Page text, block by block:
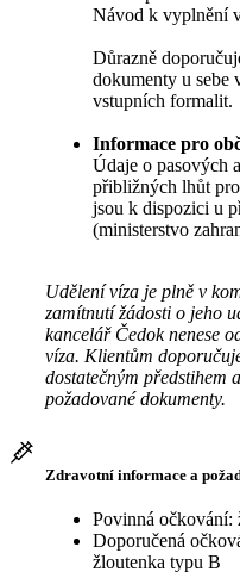
Návod k vyplnění
Důrazně
dokumenty u sebe
vstupních formalit.
Informace pro
Údaje o pasových
přibližných lhůt
jsou k dispozici u
(ministerstvo
Udělení víza je plně v
zamítnutí žádosti o jeho
kancelář Čedok nenese
víza. Klientům
dostatečným předstihem
požadované dokumenty.
Zdravotní informace a
Povinná očkování:
Doporučená
žloutenka typu B